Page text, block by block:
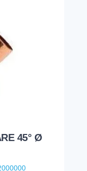
45° Ø